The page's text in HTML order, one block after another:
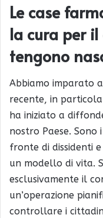
Le case
la cura per
tengono
Abbiamo imparato
recente, in
ha iniziato a
nostro Paese. Sono
fronte di dissidenti
un modello di vita.
esclusivamente il
un’operazione
controllare i